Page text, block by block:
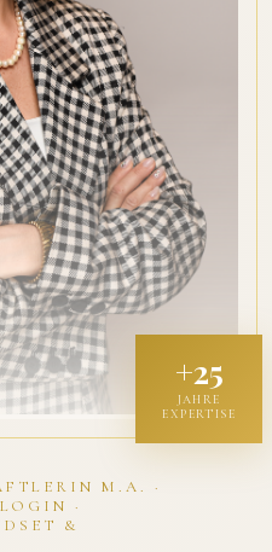
M.A. ·
·
&
+25
JAHRE
EXPERTISE